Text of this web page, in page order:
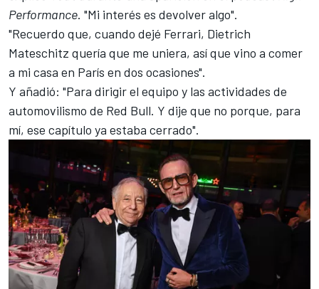
Performance. "Mi interés es devolver algo".
"Recuerdo que, cuando dejé Ferrari, Dietrich
Mateschitz quería que me uniera, así que vino a comer
a mi casa en París en dos ocasiones".
Y añadió: "Para dirigir el equipo y las actividades de
automovilismo de Red Bull. Y dije que no porque, para
mí, ese capítulo ya estaba cerrado".